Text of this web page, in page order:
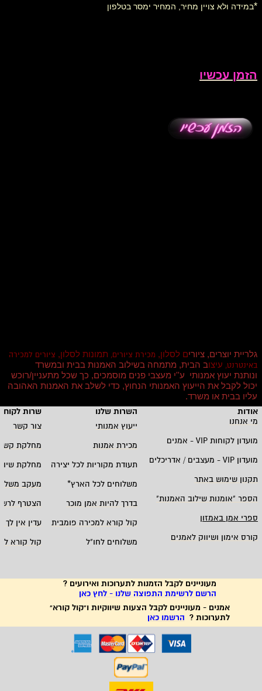
*במידה ולא צויין מחיר, המחיר ימסר בטלפון
הזמן עכשיו
גלריית יוצרים, ציורים לסלון, מכירת ציורים, תמונות לסלון, ציורים למכירה
באינטרנט, עיצוב הבית, מתמחה בשילוב האמנות בבית ובמשרד
ונותנת יעוץ אמנותי ע''י מעצבי פנים מוסמכים, כך שכל מתעניין/רוכש
יכול לקבל את הייעוץ האמנותי הנחוץ, כדי לשלב את האמנות האהובה
עליו בבית או משרד.
אודות
השרות שלנו
שרות
מי אנחנו
ייעוץ אמנותי
צור קשר
מועדון לקוחותVIP - אמנים מכירת אמנות
מחלקת
מועדון
מעצבים / אדריכלים תעודת מקוריות לכל יצירה
מחלקת
תקנון שימוש באתר
משלוחים לכל הארץ*
מעקב
הספר "אומנות שילוב האמנות" בדרך להיות אמן מוכר
הצטרף
ספרי אמן באמזון
קול קורא למכירה פומבית
עדין אין לך
קורס אימון ושיווק לאמנים
משלוחים לחו"ל קול קורא
מעוניינים לקבל הזמנות לתערוכות ואירועים ?
הרשם לרשימת התפוצה שלנו - לחץ כאן
אמנים - מעוניינים לקבל הצעות שיווקיות ו"קול קורא"
לתערוכות ? הרשמו כאן